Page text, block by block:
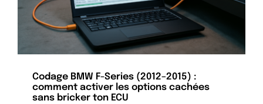
Codage BMW F-Series (2012–2015) :
comment activer les options cachées
sans bricker ton ECU